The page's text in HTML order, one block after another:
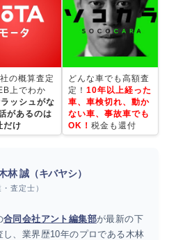
の概算査定
上でわか
ッシュがな
があるのは
だけ
どんな車でも高額査
定！ 10年以上経った
車、車検切れ、動か
ない車、事故車でも
OK！ 税金も還付
林 誠（キバヤシ）
査定士）
合同会社アント編集部が最新の下
、業界歴10年のプロである木林